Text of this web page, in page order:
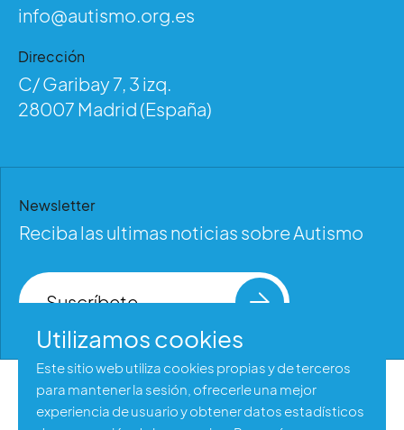
info@autismo.org.es
Dirección
C/ Garibay 7, 3 izq.
28007 Madrid (España)
Newsletter
Reciba las ultimas noticias sobre Autismo
Suscríbete
Aviso legal
Utilizamos cookies
Este sitio web utiliza cookies propias y de terceros
para mantener la sesión, ofrecerle una mejor
experiencia de usuario y obtener datos estadísticos